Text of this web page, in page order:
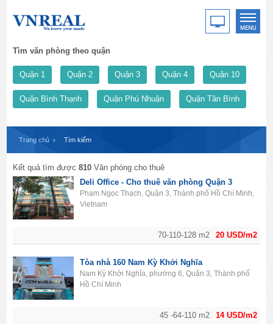
Tìm văn phòng theo quận
Quận 1 Quận 2 Quận 3 Quận 4 Quận 10
Quận Bình Thạnh Quận Phú Nhuận Quận Tân Bình
Trang chủ Tìm kiếm
Kết quả tìm được810 Văn phòng cho thuê
20 USD/m2
70-110-128 m2
Deli Office - Cho thuê văn phòng Quận 3
Phạm Ngọc Thạch, Quận 3, Thành phố Hồ Chí Minh,
Vietnam
14 USD/m2
45 -64-110 m2
Tòa nhà 160 Nam Kỳ Khởi Nghĩa
Nam Kỳ Khởi Nghĩa, phường 6, Quận 3, Thành phố
Hồ Chí Minh